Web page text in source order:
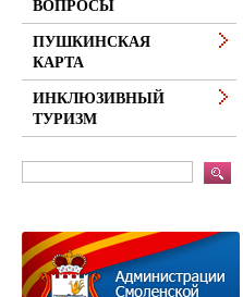
ВОПРОСЫ
ПУШКИНСКАЯ
КАРТА
ИНКЛЮЗИВНЫЙ
ТУРИЗМ